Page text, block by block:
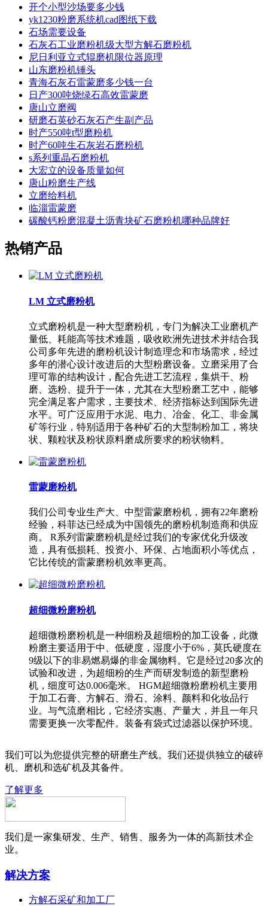
开个小型沙场要多少钱
yk1230粉磨系统机cad图纸下载
石场需要设备
石灰石工业磨粉机级大型方解石磨粉机
尼日利亚立式辊磨机限位器原理
山东磨粉机锤头
青海石灰石雷蒙磨多少钱一台
日产300吨烧绿石高效雷蒙磨
唐山立磨阀
研磨石英砂石灰石产生副产品
时产550吨t型磨粉机
时产60吨生石灰岩石磨粉机
s系列重晶石磨粉机
大宏立的设备质量如何
唐山粉磨生产线
立磨给料机
临淄雷蒙磨
碳酸钙粉磨混凝土沥青块矿石磨粉机哪种品牌好
热销产品
LM 立式磨粉机
立式磨粉机是一种大型磨粉机，专门为解决工业磨机产
量低、耗能高等技术难题，吸收欧洲先进技术并结合我
公司多年先进的磨粉机设计制造理念和市场需求，经过
多年的潜心设计改进后的大型粉磨设备。立磨采用了合
理可靠的结构设计，配合先进工艺流程，集烘干、粉
磨、选粉、提升于一体，尤其在大型粉磨工艺中，能够
完全满足客户需求，主要技术、经济指标达到国际先进
水平。可广泛应用于水泥、电力、冶金、化工、非金属
矿等行业，特别适用于各种矿石的大型制粉加工，将块
状、颗粒状及粉状原料磨成所要求的粉状物料。
雷蒙磨粉机
我们公司专业生产大、中型雷蒙磨粉机，拥有22年磨粉
经验，科菲达已经成为中国领先的磨粉机制造商和供应
商。 R系列雷蒙磨粉机是经过我们的专家优化升级改
造，具有低损耗、投资小、环保、占地面积小等优点，
它比传统的雷蒙磨粉机效率更高。
超细微粉磨粉机
超细微粉磨粉机是一种细粉及超细粉的加工设备，此微
粉磨主要适用于中、低硬度，湿度小于6%，莫氏硬度在
9级以下的非易燃易爆的非金属物料。它是经过20多次的
试验和改进，为超细粉的生产而研发制造的新型磨粉
机，细度可达0.006毫米。 HGM超细微粉磨粉机主要用
于加工石膏、方解石、滑石、涂料、颜料和化妆品行
业。与气流磨相比，它经济实惠、产量大，并且一年只
需要更换一次零配件。装备有袋式过滤器以保护环境。
我们可以为您提供完整的研磨生产线。我们还提供独立的破碎
机、磨机和选矿机及其备件。
了解更多
我们是一家集研发、生产、销售、服务为一体的高新技术企
业。
解决方案
方解石采矿和加工厂